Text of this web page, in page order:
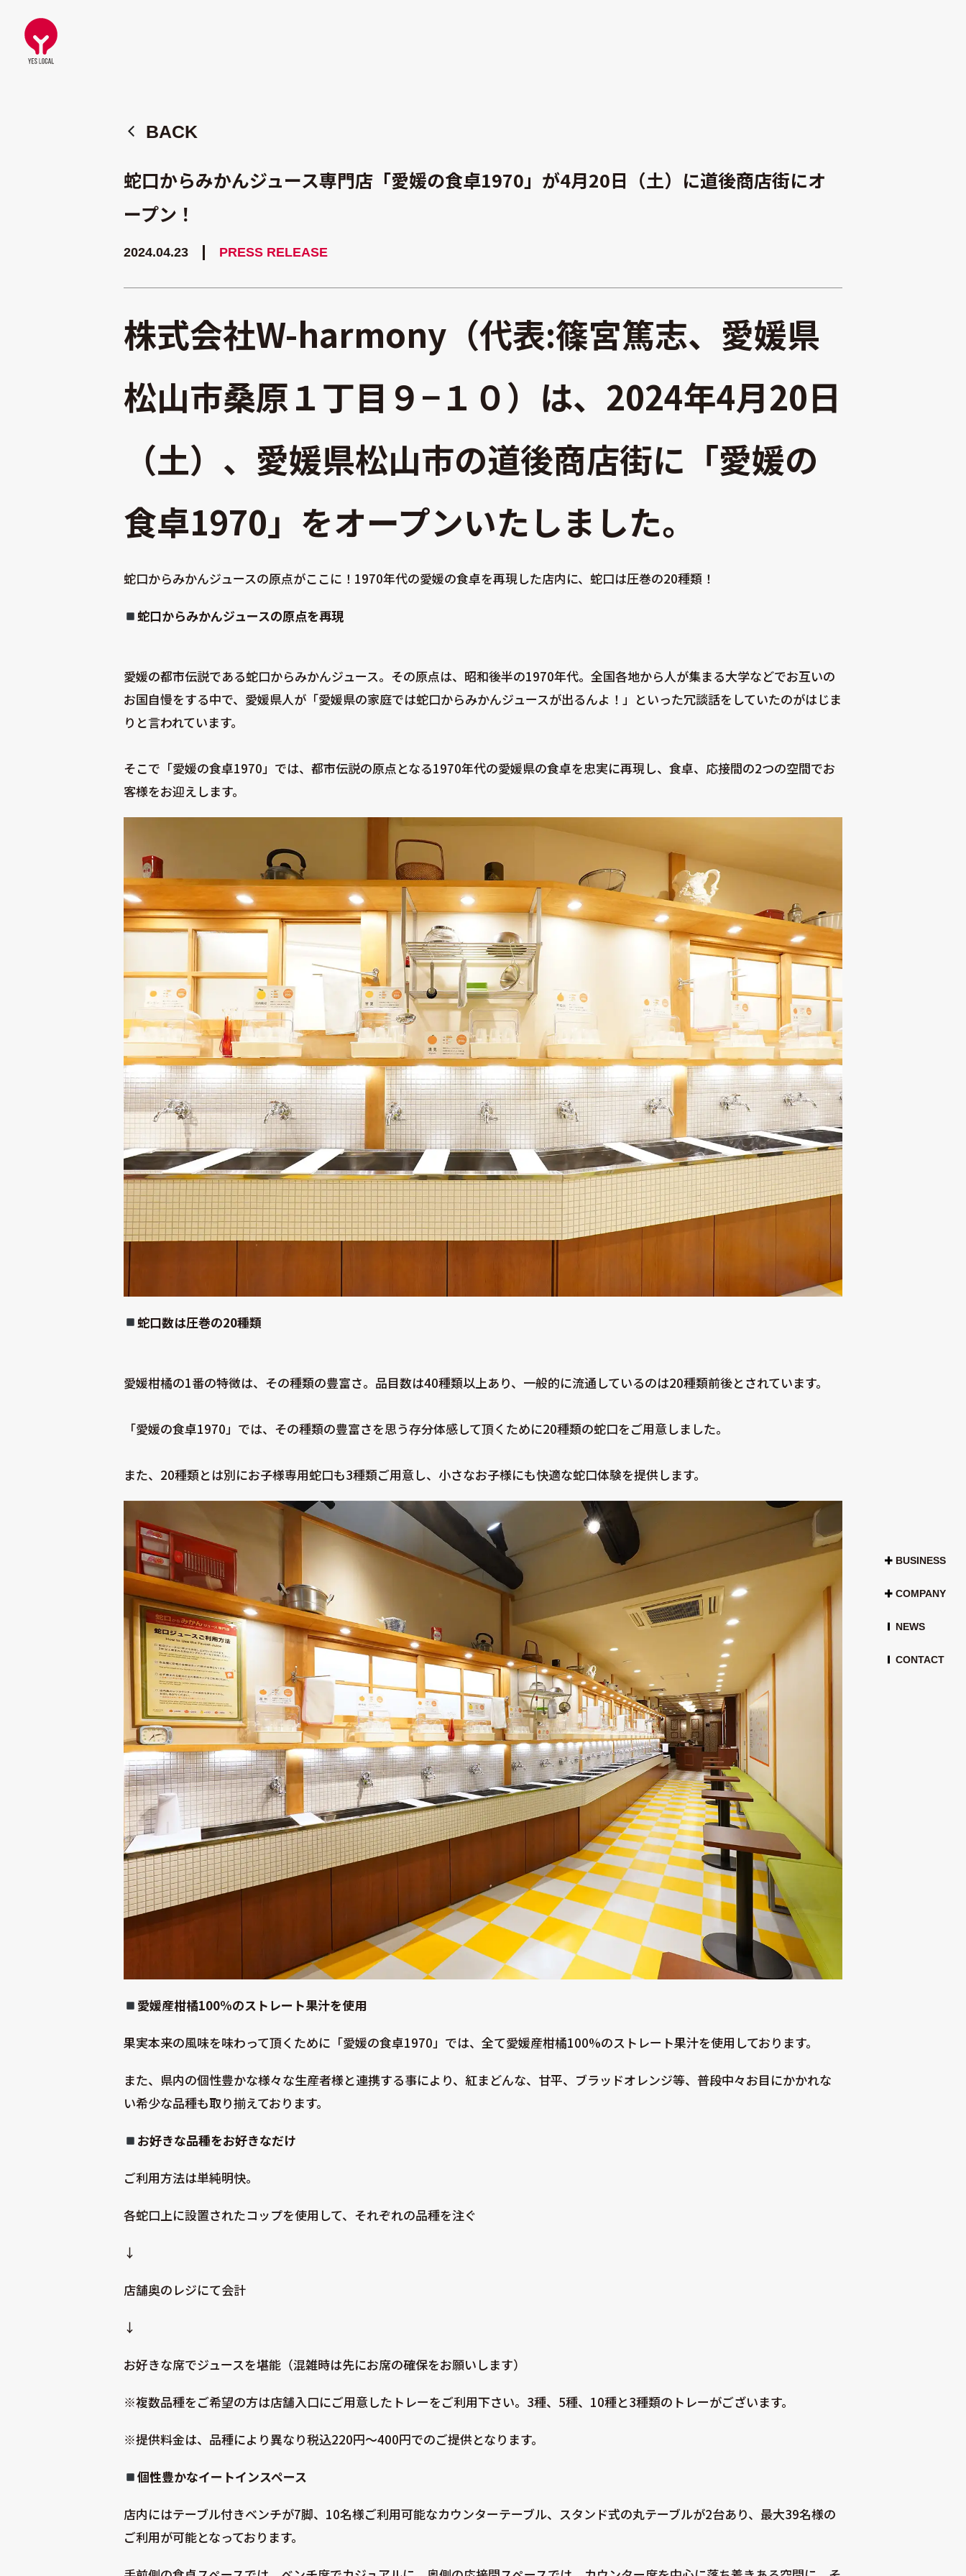
BUSINESS
COMPANY
NEWS
CONTACT
BACK
BACK
蛇口からみかんジュース専門店「愛媛の食卓1970」が4月20日（土）に道後商店街にオ
ープン！
2024.04.23 PRESS RELEASE
株式会社W-harmony（代表:篠宮篤志、愛媛県
松山市桑原１丁目９−１０）は、2024年4月20日
（土）、愛媛県松山市の道後商店街に「愛媛の
食卓1970」をオープンいたしました。
蛇口からみかんジュースの原点がここに！1970年代の愛媛の食卓を再現した店内に、蛇口は圧巻の20種類！
蛇口からみかんジュースの原点を再現
愛媛の都市伝説である蛇口からみかんジュース。その原点は、昭和後半の1970年代。全国各地から人が集まる大学などでお互いの
お国自慢をする中で、愛媛県人が「愛媛県の家庭では蛇口からみかんジュースが出るんよ！」といった冗談話をしていたのがはじま
りと言われています。
そこで「愛媛の食卓1970」では、都市伝説の原点となる1970年代の愛媛県の食卓を忠実に再現し、食卓、応接間の2つの空間でお
客様をお迎えします。
蛇口数は圧巻の20種類
愛媛柑橘の1番の特徴は、その種類の豊富さ。品目数は40種類以上あり、一般的に流通しているのは20種類前後とされています。
「愛媛の食卓1970」では、その種類の豊富さを思う存分体感して頂くために20種類の蛇口をご用意しました。
また、20種類とは別にお子様専用蛇口も3種類ご用意し、小さなお子様にも快適な蛇口体験を提供します。
愛媛産柑橘100%のストレート果汁を使用
果実本来の風味を味わって頂くために「愛媛の食卓1970」では、全て愛媛産柑橘100%のストレート果汁を使用しております。
また、県内の個性豊かな様々な生産者様と連携する事により、紅まどんな、甘平、ブラッドオレンジ等、普段中々お目にかかれな
い希少な品種も取り揃えております。
お好きな品種をお好きなだけ
ご利用方法は単純明快。
各蛇口上に設置されたコップを使用して、それぞれの品種を注ぐ
↓
店舗奥のレジにて会計
↓
お好きな席でジュースを堪能（混雑時は先にお席の確保をお願いします）
※複数品種をご希望の方は店舗入口にご用意したトレーをご利用下さい。3種、5種、10種と3種類のトレーがございます。
※提供料金は、品種により異なり税込220円～400円でのご提供となります。
個性豊かなイートインスペース
店内にはテーブル付きベンチが7脚、10名様ご利用可能なカウンターテーブル、スタンド式の丸テーブルが2台あり、最大39名様の
ご利用が可能となっております。